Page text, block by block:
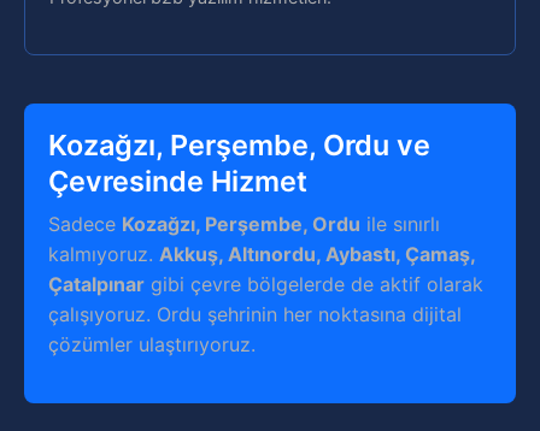
Kozağzı, Perşembe, Ordu ve
Çevresinde Hizmet
Sadece Kozağzı, Perşembe, Ordu ile sınırlı
kalmıyoruz. Akkuş, Altınordu, Aybastı, Çamaş,
Çatalpınar gibi çevre bölgelerde de aktif olarak
çalışıyoruz. Ordu şehrinin her noktasına dijital
çözümler ulaştırıyoruz.